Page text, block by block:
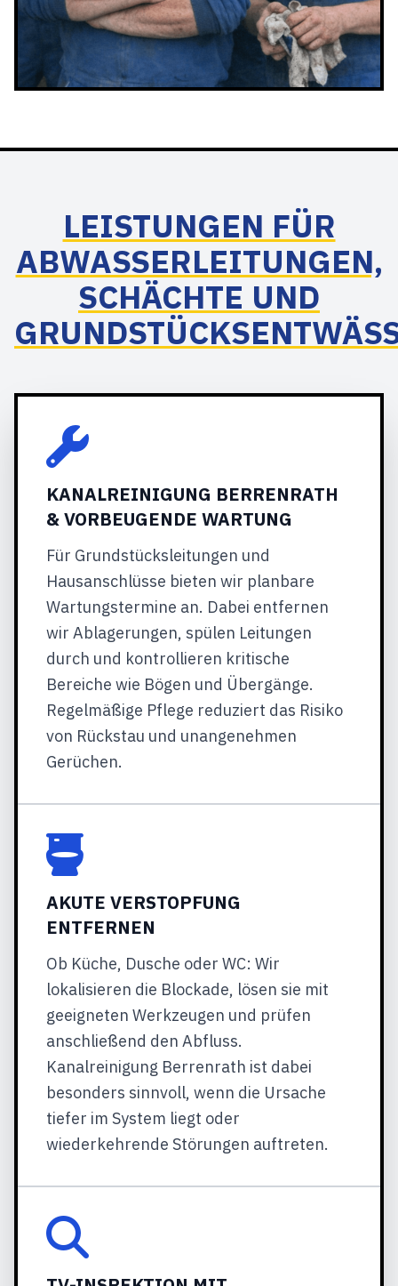
LEISTUNGEN FÜR
ABWASSERLEITUNGEN,
SCHÄCHTE UND
KANALREINIGUNG BERRENRATH
& VORBEUGENDE WARTUNG
Für Grundstücksleitungen und
Hausanschlüsse bieten wir planbare
Wartungstermine an. Dabei entfernen
wir Ablagerungen, spülen Leitungen
durch und kontrollieren kritische
Bereiche wie Bögen und Übergänge.
Regelmäßige Pflege reduziert das Risiko
von Rückstau und unangenehmen
Gerüchen.
AKUTE VERSTOPFUNG
ENTFERNEN
Ob Küche, Dusche oder WC: Wir
lokalisieren die Blockade, lösen sie mit
geeigneten Werkzeugen und prüfen
anschließend den Abfluss.
Kanalreinigung Berrenrath ist dabei
besonders sinnvoll, wenn die Ursache
tiefer im System liegt oder
wiederkehrende Störungen auftreten.